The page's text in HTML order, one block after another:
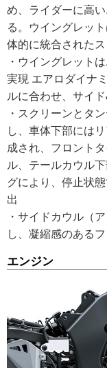
め、ライダーに高
る。ウイングレッ
体的に統合された
・ウイングレット
実現 エアロダイナ
ルに合わせ、サイ
・スクリーンとタ
し、車体下部には
成され、フロント
ル、テールカウル
グにより、停止状
出
・サイドカウル（
し、凝縮感のある
エンジン